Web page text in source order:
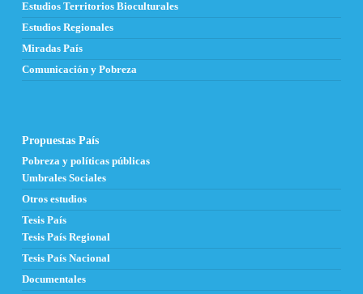
Estudios Territorios Bioculturales
Estudios Regionales
Miradas País
Comunicación y Pobreza
Propuestas País
Pobreza y políticas públicas
Umbrales Sociales
Otros estudios
Tesis País
Tesis País Regional
Tesis País Nacional
Documentales